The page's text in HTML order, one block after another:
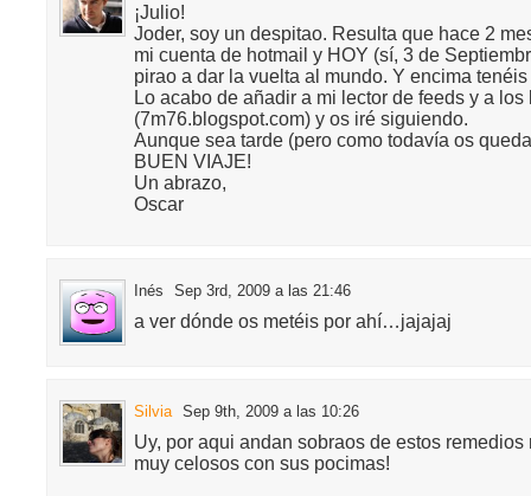
¡Julio!
Joder, soy un despitao. Resulta que hace 2
mi cuenta de hotmail y HOY (sí, 3 de
pirao a dar la vuelta al mundo. Y encima
Lo acabo de añadir a mi lector de feeds y a
(7m76.blogspot.com) y os iré siguiendo.
Aunque sea tarde (pero como todavía os
BUEN VIAJE!
Un abrazo,
Oscar
Inés Sep 3rd, 2009 a las 21:46
a ver dónde os metéis por ahí…jajajaj
Silvia Sep 9th, 2009 a las 10:26
Uy, por aqui andan sobraos de estos
muy celosos con sus pocimas!